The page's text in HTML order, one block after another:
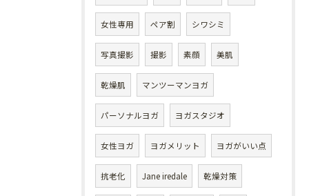
女性専用 ペア割 シワシミ
写真撮影 撮影 素顔 美肌
乾燥肌 マンツーマンヨガ
パーソナルヨガ ヨガスタジオ
女性ヨガ ヨガメリット ヨガがいい点
抗老化 Jane iredale 乾燥対策